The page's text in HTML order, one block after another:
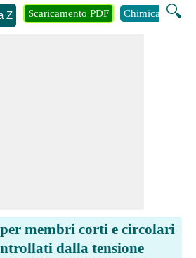
Z 🔍
Scaricamento PDF Chimica
membri corti e circolari
dalla tensione